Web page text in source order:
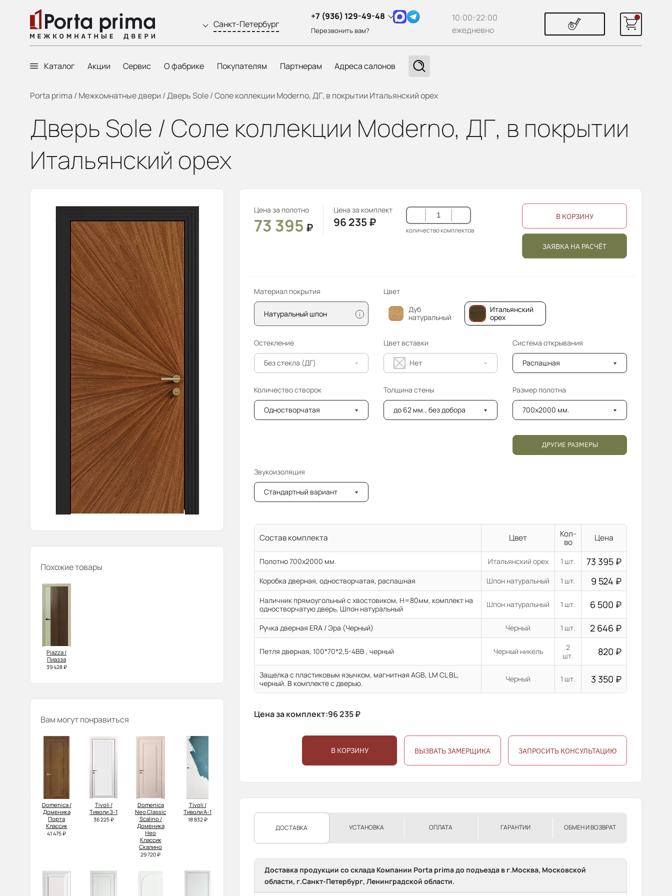
Санкт-Петербург
+7 (936) 129-49-48
Перезвонить вам?
10:00-22:00
ежедневно
Каталог Акции Сервис О фабрике Покупателям Партнерам Адреса салонов
Porta prima / Межкомнатные двери /Дверь Sole / Соле коллекции Moderno, ДГ, в покрытии Итальянский орех
Дверь Sole / Соле коллекции Moderno, ДГ, в покрытии
Итальянский орех
Похожие товары
Piazza /
Пиазза
39 428 ₽
Вам могут понравиться
Domenica /
Доменика
Порта
Классик
41 475 ₽
Tivoli /
Тиволи З-1
36 225 ₽
Domenica
Neo Classic
Scalino /
Доменика
Нео
Классик
Скалино
29 720 ₽
Tivoli /
Тиволи А-1
18 832 ₽
Цена за полотно
73 395 ₽
Цена за комплект
96 235₽
количество комплектов
В КОРЗИНУ
ЗАЯВКА НА РАСЧЁТ
Материал покрытия
Натуральный шпон i
Цвет
Дуб
натуральный
Итальянский
орех
Остекление
Без стекла (ДГ)
Цвет вставки
Нет
Система открывания
Распашная
Количество створок
Одностворчатая
Толщина стены
до 62 мм., без добора
Размер полотна
700x2000 мм.
ДРУГИЕ РАЗМЕРЫ
Звукоизоляция
Стандартный вариант
Состав комплекта Цвет
Кол-
во
Цена
Полотно 700x2000 мм. Итальянский орех 1 шт. 73 395 ₽
Коробка дверная, одностворчатая, распашная Шпон натуральный 1 шт. 9 524 ₽
Наличник прямоугольный с хвостовиком, H=80мм, комплект на
одностворчатую дверь, Шпон натуральный
Шпон натуральный 1 шт. 6 500 ₽
Ручка дверная ERA / Эра (Черный) Черный 1 шт. 2 646 ₽
Петля дверная, 100*70*2,5-4ВВ , черный Черный никель
2
шт.
820 ₽
Защелка с пластиковым язычком, магнитная AGB, LM CL BL,
черный. В комплекте с дверью.
Черный 1 шт. 3 350 ₽
Цена за комплект:96 235₽
В КОРЗИНУ ВЫЗВАТЬ ЗАМЕРЩИКА ЗАПРОСИТЬ КОНСУЛЬТАЦИЮ
ДОСТАВКА УСТАНОВКА ОПЛАТА ГАРАНТИИ ОБМЕН И ВОЗВРАТ
Доставка продукции со склада Компании Porta prima до подъезда в г.Москва, Московской
области, г.Санкт-Петербург, Ленинградской области.